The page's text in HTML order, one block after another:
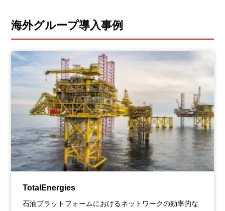
海外グループ導入事例
TotalEnergies
石油プラットフォームにおけるネットワークの効率的な